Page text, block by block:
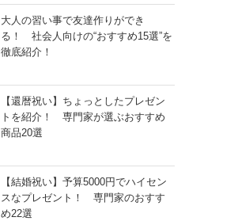
大人の習い事で友達作りができ
る！ 社会人向けの“おすすめ15選”を
徹底紹介！
【還暦祝い】ちょっとしたプレゼン
トを紹介！ 専門家が選ぶおすすめ
商品20選
【結婚祝い】予算5000円でハイセン
スなプレゼント！ 専門家のおすす
め22選